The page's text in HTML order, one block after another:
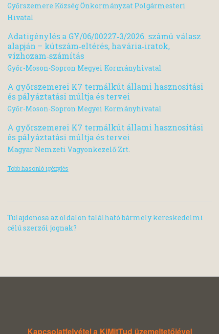
Győrszemere Község Önkormányzat Polgármesteri
Hivatal
Adatigénylés a GY/06/00227‑3/2026. számú válasz
alapján – kútszám‑eltérés, havária‑iratok,
vízhozam‑számítás
Győr-Moson-Sopron Megyei Kormányhivatal
A győrszemerei K7 termálkút állami hasznosítási
és pályáztatási múltja és tervei
Győr-Moson-Sopron Megyei Kormányhivatal
A győrszemerei K7 termálkút állami hasznosítási
és pályáztatási múltja és tervei
Magyar Nemzeti Vagyonkezelő Zrt.
Több hasonló igénylés
Tulajdonosa az oldalon található bármely kereskedelmi
célú szerzői jognak?
Kapcsolatfelvétel a KiMitTud üzemeltetőjével